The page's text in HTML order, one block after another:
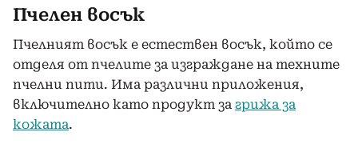
Пчелен восък
Пчелният восък е естествен восък, който се
отделя от пчелите за изграждане на техните
пчелни пити. Има различни приложения,
включително като продукт за грижа за
кожата.